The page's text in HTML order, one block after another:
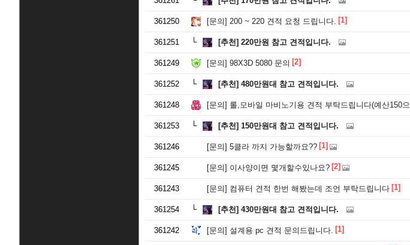
361250 [문의] 200 ~ 220 견적 요청 드립니다. [1]
361251 [추천] 220만원 참고 견적입니다.
361249 [문의] 98X3D 5080 문의 [2]
361252 [추천] 480만원대 참고 견적입니다.
361248 [문의] 롤,모바일 마비노기용 견적 부탁드립니다(예산150으로 수정)
361253 [추천] 150만원대 참고 견적입니다.
361246 [문의] 5클라 까지 가능할까요?? [1]
361245 [문의] 이사양이면 몇개할수있나요? [2]
361243 [문의] 컴퓨터 견적 한번 해봤는데 조언 부탁드립니다 [1]
361254 [추천] 430만원대 참고 견적입니다.
361242 [문의] 설계용 pc 견적 문의드립니다. [1]